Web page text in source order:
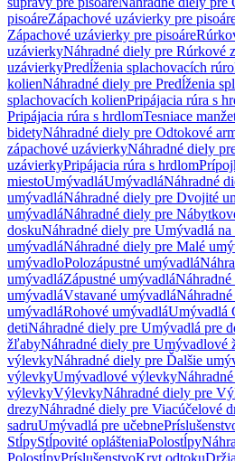
pisoáreZápachové uzávierky pre
Zápachové uzávierky pre pisoáre
uzávierkyNáhradné diely pre Rúrkové
uzávierkyPredĺženia splachovacích
kolienNáhradné diely pre Predĺženia
splachovacích kolienPripájacia rúra s
Pripájacia rúra s hrdlomTesniace
bidetyNáhradné diely pre Odtokové
zápachové uzávierkyNáhradné diely
uzávierkyPripájacia rúra s hrdlom
miestoUmývadláUmývadláNáhradné
umývadláNáhradné diely pre Dvojité
umývadláNáhradné diely pre
doskuNáhradné diely pre Umývadlá na
umývadláNáhradné diely pre Malé
umývadloPolozápustné umývadlá
umývadláZápustné umývadlá
umývadláVstavané umývadlá
umývadláRohové umývadláUmývadlá
detiNáhradné diely pre Umývadlá pre
žľabyNáhradné diely pre Umývadlové
výlevkyNáhradné diely pre Ďalšie
výlevkyUmývadlové výlevky
výlevkyVýlevkyNáhradné diely pre
drezyNáhradné diely pre Viacúčelové
sadruUmývadlá pre učebne
StĺpyStĺpovité oplášteniaPolostĺpy
PolostĺpyPríslušenstvoKryt odtoku